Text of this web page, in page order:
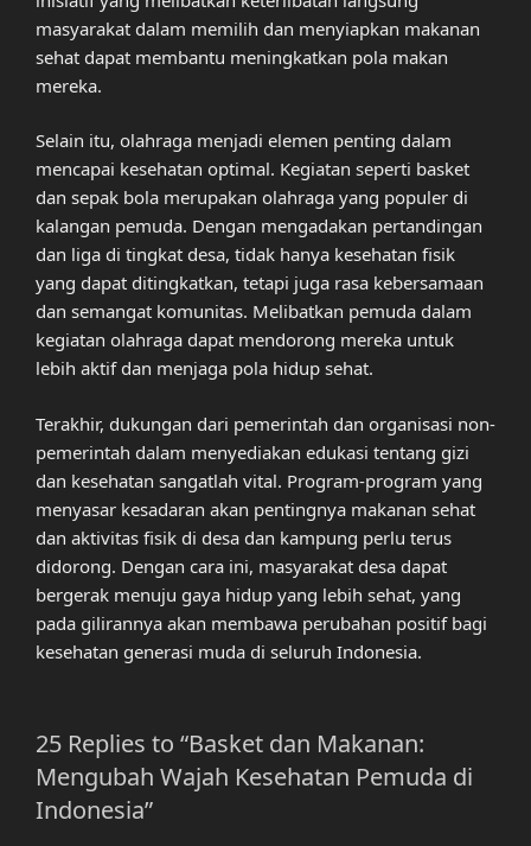
masyarakat dalam memilih dan menyiapkan makanan
sehat dapat membantu meningkatkan pola makan
mereka.
Selain itu, olahraga menjadi elemen penting dalam
mencapai kesehatan optimal. Kegiatan seperti basket
dan sepak bola merupakan olahraga yang populer di
kalangan pemuda. Dengan mengadakan pertandingan
dan liga di tingkat desa, tidak hanya kesehatan fisik
yang dapat ditingkatkan, tetapi juga rasa kebersamaan
dan semangat komunitas. Melibatkan pemuda dalam
kegiatan olahraga dapat mendorong mereka untuk
lebih aktif dan menjaga pola hidup sehat.
Terakhir, dukungan dari pemerintah dan organisasi non-
pemerintah dalam menyediakan edukasi tentang gizi
dan kesehatan sangatlah vital. Program-program yang
menyasar kesadaran akan pentingnya makanan sehat
dan aktivitas fisik di desa dan kampung perlu terus
didorong. Dengan cara ini, masyarakat desa dapat
bergerak menuju gaya hidup yang lebih sehat, yang
pada gilirannya akan membawa perubahan positif bagi
kesehatan generasi muda di seluruh Indonesia.
25 Replies to “Basket dan Makanan:
Mengubah Wajah Kesehatan Pemuda di
Indonesia”